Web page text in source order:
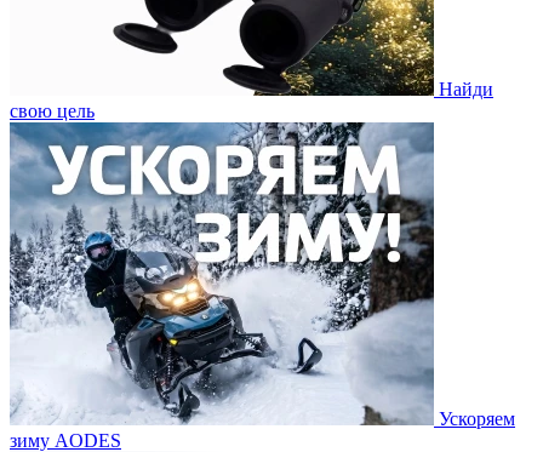
Найди
свою цель
Ускоряем
зиму AODES